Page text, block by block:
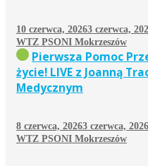
10 czerwca, 20263 czerwca,
WTZ PSONI Mokrzeszów
Pierwsza Pomoc
życie! LIVE z Joanną
Medycznym
8 czerwca, 20263 czerwca, 2026
WTZ PSONI Mokrzeszów